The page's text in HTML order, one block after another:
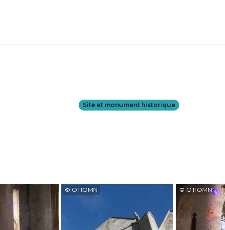
Site et monument historique
© OTIOMN © OTIOMN